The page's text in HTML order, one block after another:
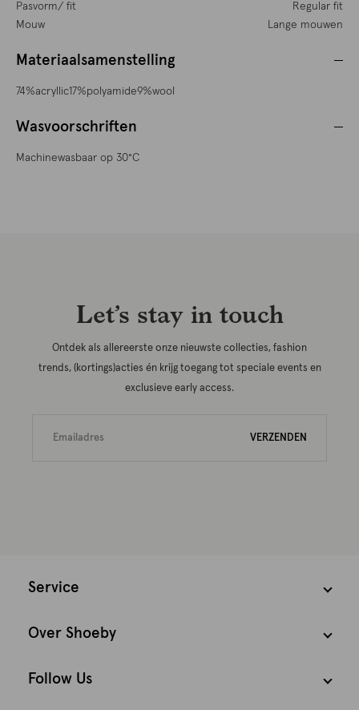
Pasvorm/ fit
Regular fit
Mouw
Lange mouwen
Materiaalsamenstelling
74%acryllic17%polyamide9%wool
Wasvoorschriften
Machinewasbaar op 30°C
Let’s stay in touch
Ontdek als allereerste onze nieuwste collecties, fashion
trends, (kortings)acties én krijg toegang tot speciale events en
exclusieve early access.
VERZENDEN
Service
Over Shoeby
Follow Us